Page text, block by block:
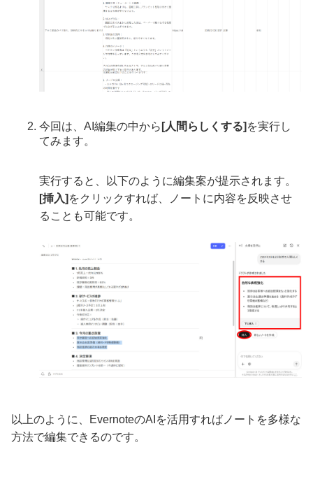
今回は、AI編集の中から [人間らしくする] を実行し
てみます。
実行すると、以下のように編集案が提示されます。
[挿入] をクリックすれば、ノートに内容を反映させ
ることも可能です。
以上のように、EvernoteのAIを活用すればノートを多様な
方法で編集できるのです。